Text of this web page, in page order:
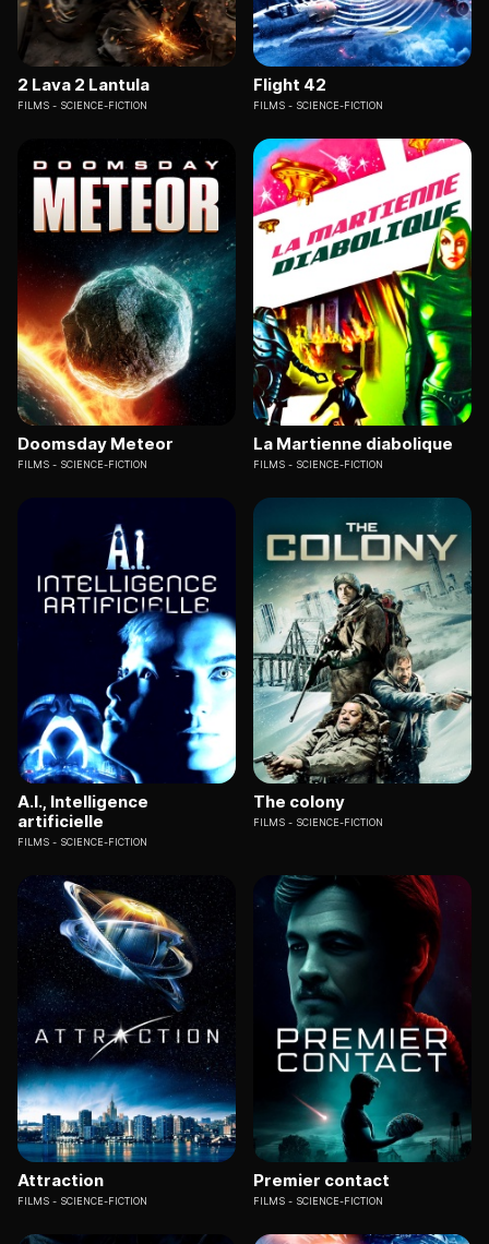
2 Lava 2 Lantula
FILMS SCIENCE-FICTION
Flight 42
FILMS SCIENCE-FICTION
Doomsday Meteor
FILMS SCIENCE-FICTION
La Martienne diabolique
FILMS SCIENCE-FICTION
A.I., Intelligence
artificielle
FILMS SCIENCE-FICTION
The colony
FILMS SCIENCE-FICTION
Attraction
FILMS SCIENCE-FICTION
Premier contact
FILMS SCIENCE-FICTION